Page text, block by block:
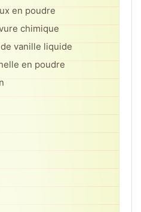
en poudre
chimique
vanille liquide
en poudre